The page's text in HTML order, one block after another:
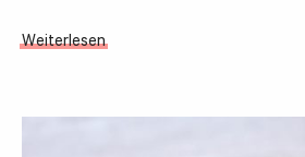
Weiterlesen